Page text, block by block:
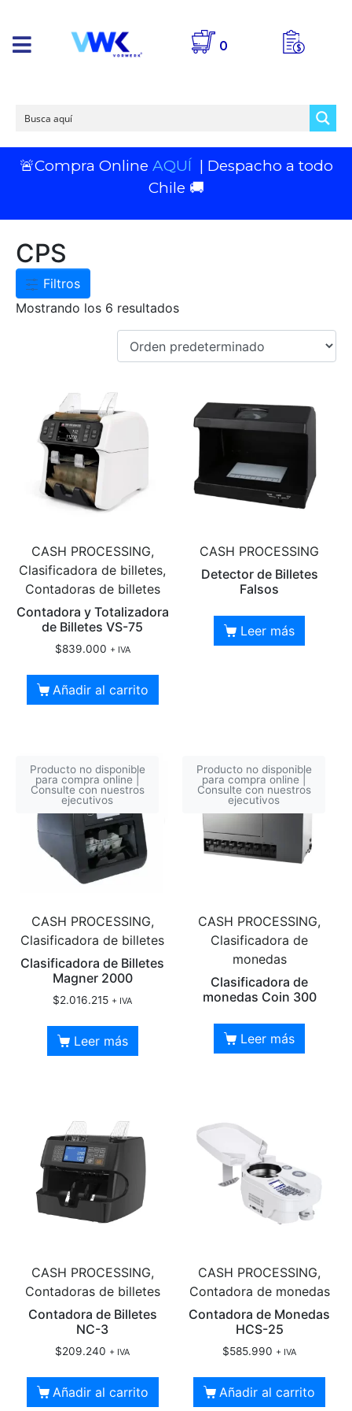
0
🚨Compra Online AQUÍ | Despacho a todo
Chile 🚚
CPS
Filtros
Mostrando los 6 resultados
CASH PROCESSING,
Clasificadora de billetes,
Contadoras de billetes
Contadora y Totalizadora
de Billetes VS-75
$839.000 + IVA
Añadir al carrito
CASH PROCESSING
Detector de Billetes
Falsos
Leer más
Producto no disponible
para compra online |
Consulte con nuestros
ejecutivos
CASH PROCESSING,
Clasificadora de billetes
Clasificadora de Billetes
Magner 2000
$2.016.215 + IVA
Leer más
Producto no disponible
para compra online |
Consulte con nuestros
ejecutivos
CASH PROCESSING,
Clasificadora de
monedas
Clasificadora de
monedas Coin 300
Leer más
CASH PROCESSING,
Contadoras de billetes
Contadora de Billetes
NC-3
$209.240 + IVA
Añadir al carrito
CASH PROCESSING,
Contadora de monedas
Contadora de Monedas
HCS-25
$585.990 + IVA
Añadir al carrito